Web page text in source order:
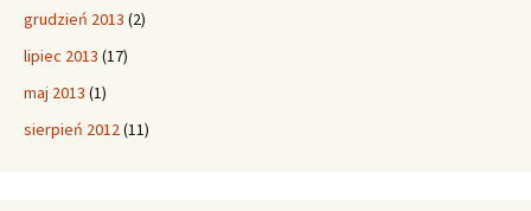
grudzień 2013 (2)
lipiec 2013 (17)
maj 2013 (1)
sierpień 2012(11)